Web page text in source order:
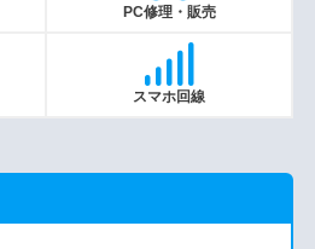
PC修理・販売
スマホ回線